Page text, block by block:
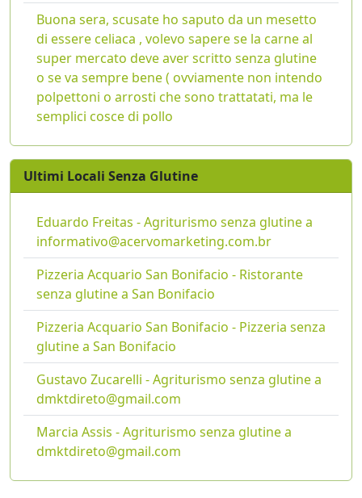
Buona sera, scusate ho saputo da un mesetto
di essere celiaca , volevo sapere se la carne al
super mercato deve aver scritto senza glutine
o se va sempre bene ( ovviamente non intendo
polpettoni o arrosti che sono trattatati, ma le
semplici cosce di pollo
Ultimi Locali Senza Glutine
Eduardo Freitas - Agriturismo senza glutine a
informativo@acervomarketing.com.br
Pizzeria Acquario San Bonifacio - Ristorante
senza glutine a San Bonifacio
Pizzeria Acquario San Bonifacio - Pizzeria senza
glutine a San Bonifacio
Gustavo Zucarelli - Agriturismo senza glutine a
dmktdireto@gmail.com
Marcia Assis - Agriturismo senza glutine a
dmktdireto@gmail.com